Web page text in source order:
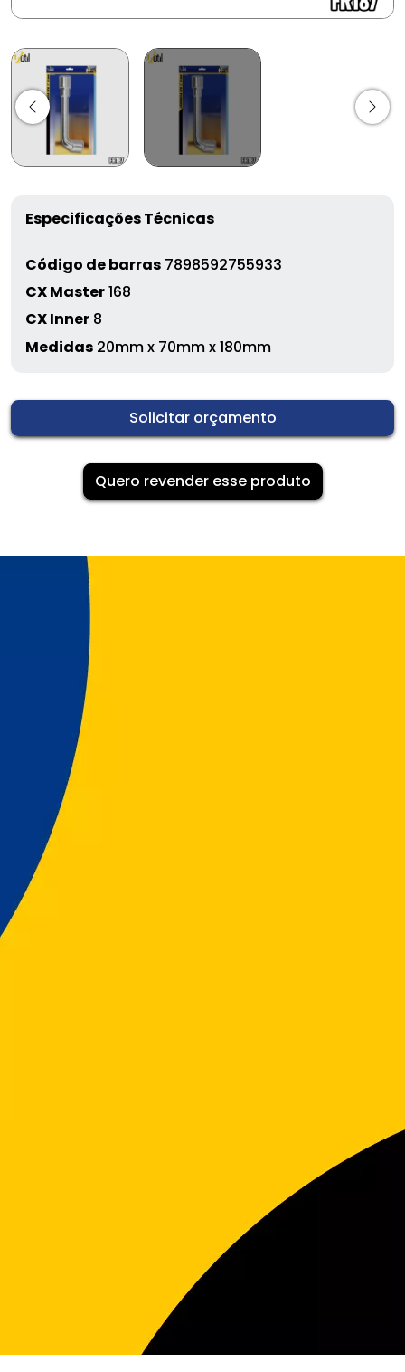
Especificações Técnicas
Código de barras 7898592755933
CX Master168
CX Inner 8
Medidas 20mm x 70mm x 180mm
Solicitar orçamento
Quero revender esse produto